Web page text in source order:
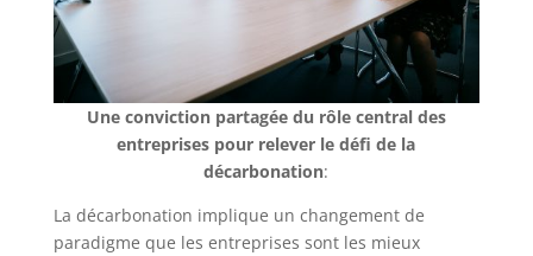
Une conviction partagée du rôle central des
entreprises pour relever le défi de la
décarbonation:
La décarbonation implique un changement de
paradigme que les entreprises sont les mieux